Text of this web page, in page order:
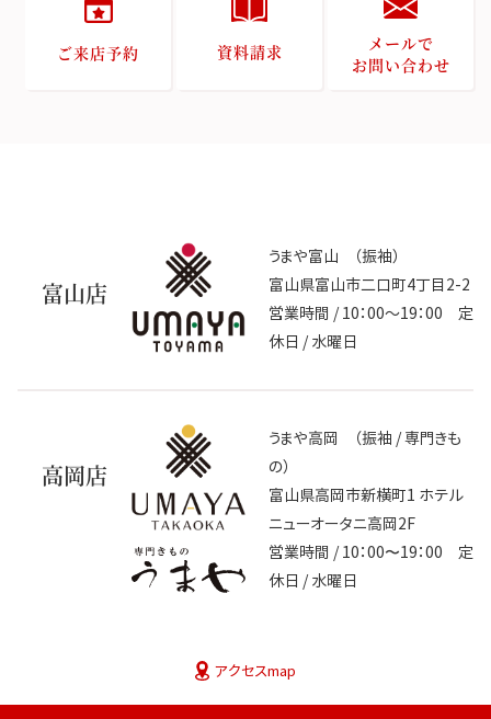
ご来店予約 資料請求
メールで
お問い合わせ
富山店
うまや富山 （振袖）
富山県富山市二口町4丁目2-2
営業時間 / 10：00～19：00 定
休日 / 水曜日
高岡店
うまや高岡 （振袖 / 専門きも
の）
富山県高岡市新横町1 ホテル
ニューオータニ高岡2F
営業時間 / 10：00〜19：00 定
休日 / 水曜日
アクセスmap